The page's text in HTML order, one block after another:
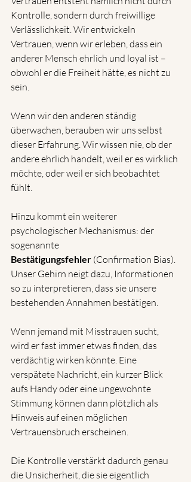
Kontrolle, sondern durch freiwillige
Verlässlichkeit. Wir entwickeln
Vertrauen, wenn wir erleben, dass ein
anderer Mensch ehrlich und loyal ist –
obwohl er die Freiheit hätte, es nicht zu
sein.
Wenn wir den anderen ständig
überwachen, berauben wir uns selbst
dieser Erfahrung. Wir wissen nie, ob der
andere ehrlich handelt, weil er es wirklich
möchte, oder weil er sich beobachtet
fühlt.
Hinzu kommt ein weiterer
psychologischer Mechanismus: der
sogenannte
Bestätigungsfehler (Confirmation Bias).
Unser Gehirn neigt dazu, Informationen
so zu interpretieren, dass sie unsere
bestehenden Annahmen bestätigen.
Wenn jemand mit Misstrauen sucht,
wird er fast immer etwas finden, das
verdächtig wirken könnte. Eine
verspätete Nachricht, ein kurzer Blick
aufs Handy oder eine ungewohnte
Stimmung können dann plötzlich als
Hinweis auf einen möglichen
Vertrauensbruch erscheinen.
Die Kontrolle verstärkt dadurch genau
die Unsicherheit, die sie eigentlich